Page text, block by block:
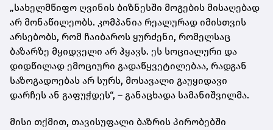
„სახელმწიფო ღვინის ბიზნესში მოგების მისაღებად
არ მონაწილეობს. კომპანია რეალურად იმისთვის
არსებობს, რომ ჩაიბაროს ყურძენი, რომელსაც
ბაზარზე მყიდველი არ ჰყავს. ეს სოციალური და
დიდწილად ემოციური გადაწყვეტილებაა, რადგან
საზოგადოებას არ სურს, მოსავალი გაუყიდავი
დარჩეს ან გაფუჭდეს“, – განაცხადა სამანიშვილმა.
მისი თქმით, თავისუფალი ბაზრის პირობებში